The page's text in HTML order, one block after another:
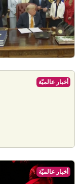
أخبار عالميّة
أخبار عالميّة